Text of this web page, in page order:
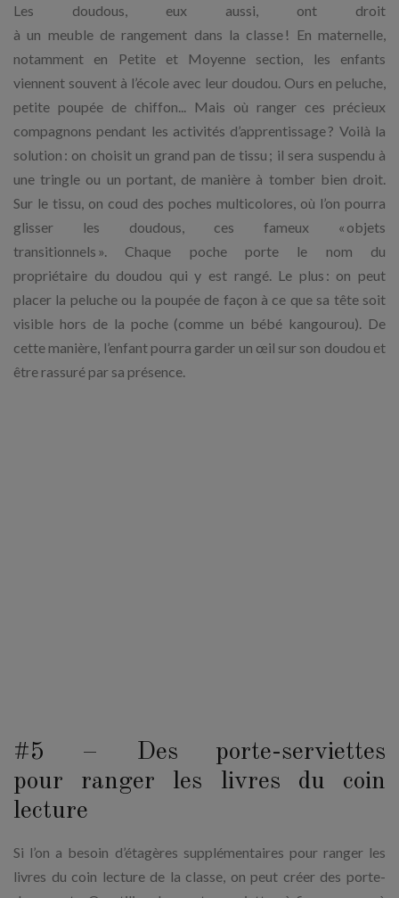
Les doudous, eux aussi, ont droit
à un meuble de rangement dans la classe ! En maternelle,
notamment en Petite et Moyenne section, les enfants
viennent souvent à l’école avec leur doudou. Ours en peluche,
petite poupée de chiffon... Mais où ranger ces précieux
compagnons pendant les activités d’apprentissage ? Voilà la
solution : on choisit un grand pan de tissu ; il sera suspendu à
une tringle ou un portant, de manière à tomber bien droit.
Sur le tissu, on coud des poches multicolores, où l’on pourra
glisser les doudous, ces fameux « objets
transitionnels ». Chaque poche porte le nom du
propriétaire du doudou qui y est rangé. Le plus : on peut
placer la peluche ou la poupée de façon à ce que sa tête soit
visible hors de la poche (comme un bébé kangourou). De
cette manière, l’enfant pourra garder un œil sur son doudou et
être rassuré par sa présence.
#5 – Des porte-serviettes
pour ranger les livres du coin
lecture
Si l’on a besoin d’étagères supplémentaires pour ranger les
livres du coin lecture de la classe, on peut créer des porte-